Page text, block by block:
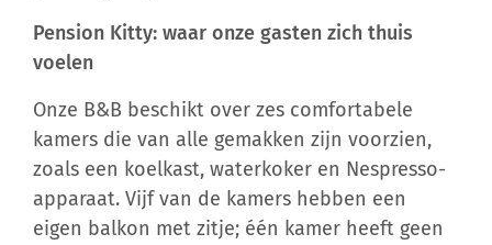
Pension Kitty: waar onze gasten zich thuis
voelen
Onze B&B beschikt over zes comfortabele
kamers die van alle gemakken zijn voorzien,
zoals een koelkast, waterkoker en Nespresso-
apparaat. Vijf van de kamers hebben een
eigen balkon met zitje; één kamer heeft geen